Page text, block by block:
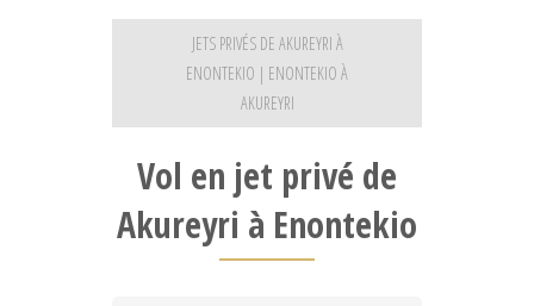
JETS PRIVÉS DE AKUREYRI À
ENONTEKIO | ENONTEKIO À
AKUREYRI
Vol en jet privé de
Akureyri à Enontekio